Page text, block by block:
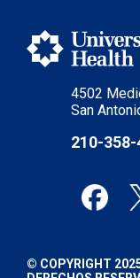
4502
San
210-358-
© COPYRIGHT